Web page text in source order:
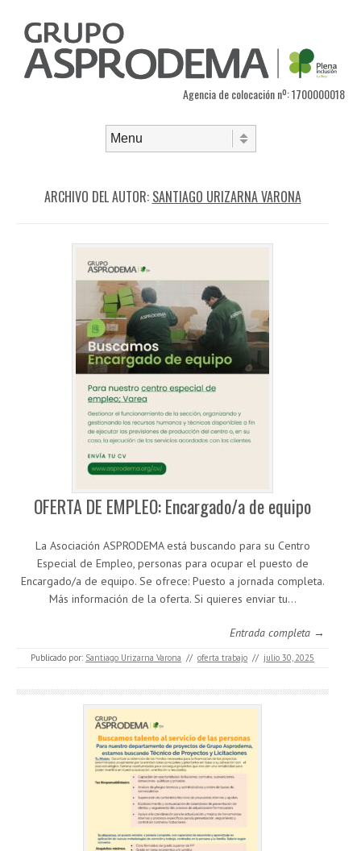
Agencia de colocación nº: 1700000018
ARCHIVO DEL AUTOR: SANTIAGO URIZARNA VARONA
OFERTA DE EMPLEO: Encargado/a de equipo
La Asociación ASPRODEMA está buscando para su Centro
Especial de Empleo, personas para ocupar el puesto de
Encargado/a de equipo. Se ofrece: Puesto a jornada completa.
Más información de la oferta. Si quieres enviar tu…
Entrada completa →
Publicado por: Santiago Urizarna Varona // oferta trabajo // julio 30, 2025